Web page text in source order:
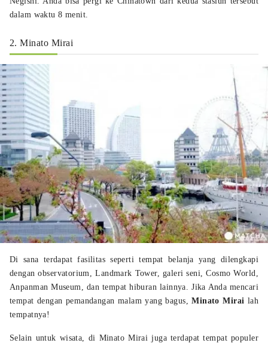
dalam waktu 8 menit.
2. Minato Mirai
Di sana terdapat fasilitas seperti tempat belanja yang dilengkapi
dengan observatorium, Landmark Tower, galeri seni, Cosmo World,
Anpanman Museum, dan tempat hiburan lainnya. Jika Anda mencari
tempat dengan pemandangan malam yang bagus,Minato Mirai lah
tempatnya!
Selain untuk wisata, di Minato Mirai juga terdapat tempat populer